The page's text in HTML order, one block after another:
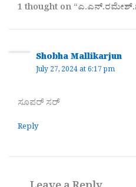
1 thought on
Shobha Mallikarjun
July 27, 2024 at 6:17 pm
ಸೂಪರ್ ಸರ್
Reply